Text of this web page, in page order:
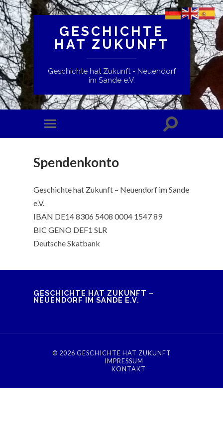
GESCHICHTE
HAT ZUKUNFT
Geschichte hat Zukunft - Neuendorf
im Sande e.V.
Spendenkonto
Geschichte hat Zukunft – Neuendorf im Sande
e.V.
IBAN DE14 8306 5408 0004 1547 89
BIC GENO DEF1 SLR
Deutsche Skatbank
GESCHICHTE HAT ZUKUNFT –
NEUENDORF IM SANDE E.V.
© 2026 GESCHICHTE HAT ZUKUNFT
IMPRESSUM
KONTAKT